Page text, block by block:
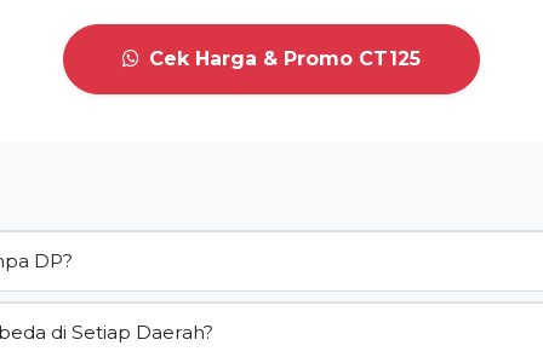
Cek Harga & Promo CT125
DP?
di Setiap Daerah?